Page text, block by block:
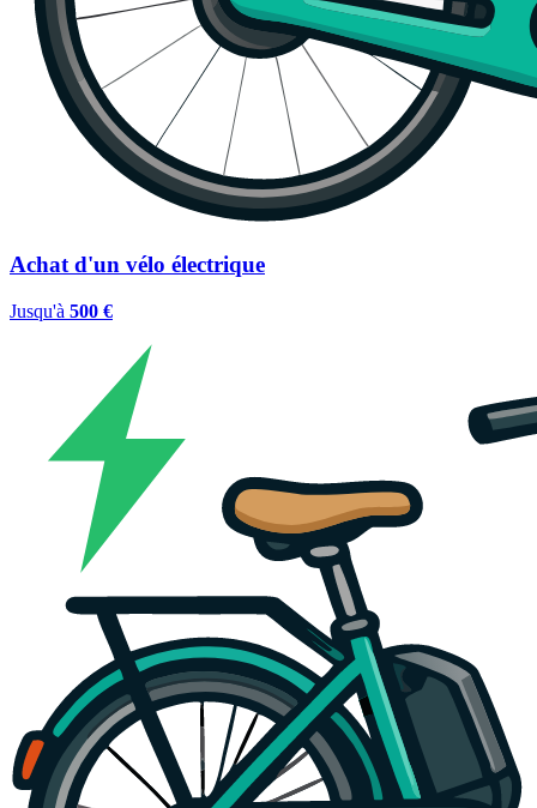
Achat d'un vélo électrique
Jusqu'à 500 €